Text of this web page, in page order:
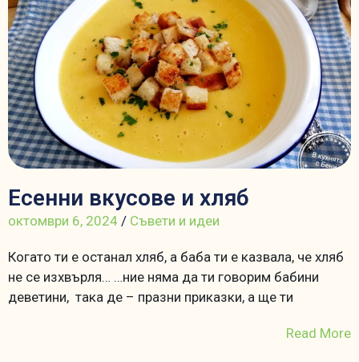
Есенни вкусове и хляб
октомври 6, 2024 / Съвети и идеи
Когато ти е останал хляб, а баба ти е казвала, че хляб
не се изхвърля… …ние няма да ти говорим бабини
деветини, така де – празни приказки, а ще ти
Read More